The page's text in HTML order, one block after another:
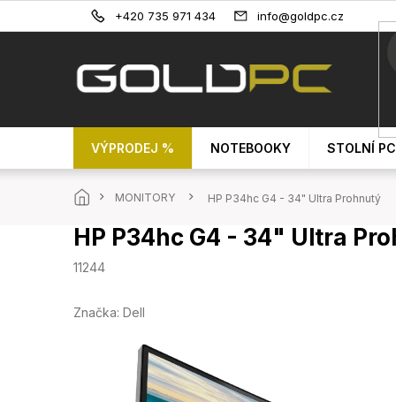
+420 735 971 434 info@goldpc.cz
VÝPRODEJ % NOTEBOOKY STOLNÍ PC
DomůMONITORY HP P34hc G4 - 34" Ultra Prohnutý
HP P34hc G4 - 34" Ultra
11244
Značka: Dell